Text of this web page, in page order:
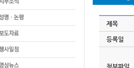
제목
등록일
첨부파일